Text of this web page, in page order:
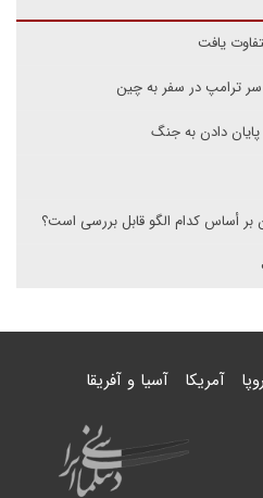
یافت
سر ترامپ در سفر به چین
دادن به جنگ
بر أساس کدام الگو قابل بررسی است؟
آمریکا آسیا و آفریقا